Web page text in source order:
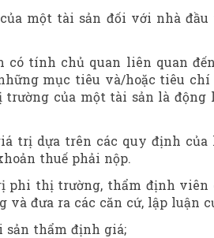
một tài sản đối với nhà
có tính chủ quan liên quan
mục tiêu và/hoặc tiêu
của một tài sản là động
trị dựa trên các quy định
thuế phải nộp.
phi thị trường, thẩm định
và đưa ra các căn cứ, lập luận
sản thẩm định giá;